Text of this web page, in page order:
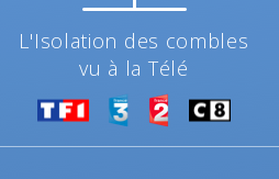
L'Isolation des combles
vu à la Télé